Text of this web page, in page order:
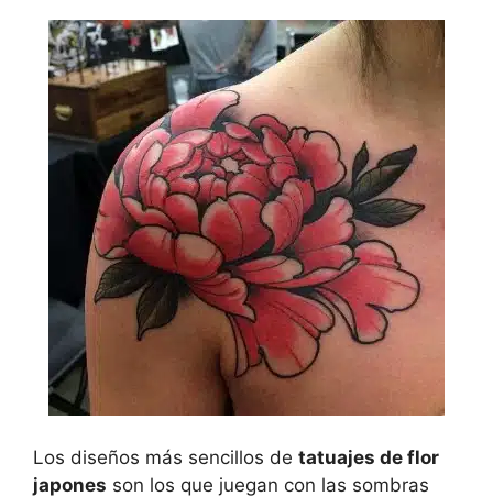
Los diseños más sencillos de tatuajes de flor
japones son los que juegan con las sombras